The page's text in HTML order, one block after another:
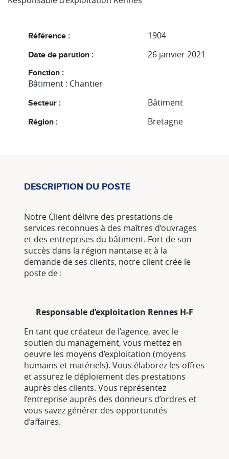
Référence : 1904
Date de parution : 26 janvier 2021
Fonction :
Bâtiment : Chantier
Secteur : Bâtiment
Région : Bretagne
DESCRIPTION DU POSTE
Notre Client délivre des prestations de
services reconnues à des maîtres d’ouvrages
et des entreprises du bâtiment. Fort de son
succès dans la région nantaise et à la
demande de ses clients, notre client crée le
poste de :
Responsable d’exploitation Rennes H-F
En tant que créateur de l’agence, avec le
soutien du management, vous mettez en
oeuvre les moyens d’exploitation (moyens
humains et matériels). Vous élaborez les offres
et assurez le déploiement des prestations
auprès des clients. Vous représentez
l’entreprise auprès des donneurs d’ordres et
vous savez générer des opportunités
d’affaires.